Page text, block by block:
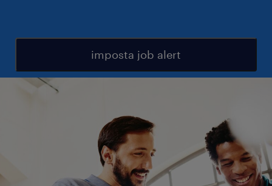
imposta job alert